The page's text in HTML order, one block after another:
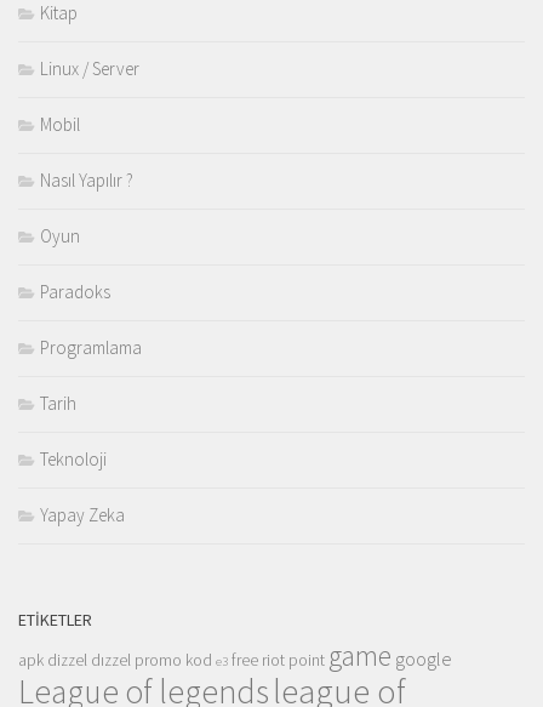
Kitap
Linux / Server
Mobil
Nasıl Yapılır ?
Oyun
Paradoks
Programlama
Tarih
Teknoloji
Yapay Zeka
ETIKETLER
apk dizzel dızzel promo kod e3 free riot point game google
League of legendsleague of